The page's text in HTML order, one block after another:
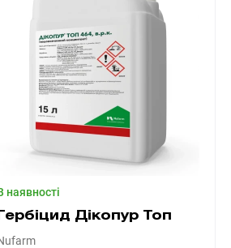
наявності
Гербіцид Дікопур Топ